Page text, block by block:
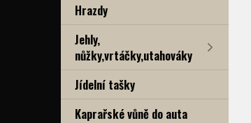
Hrazdy
Jehly,
nůžky,vrtáčky,utahováky
Jídelní tašky
Kaprařské vůně do auta